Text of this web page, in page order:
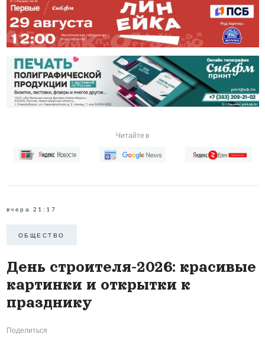
Читайте в
вчера 21:17
ОБЩЕСТВО
День строителя-2026: красивые
картинки и открытки к
празднику
Поделиться